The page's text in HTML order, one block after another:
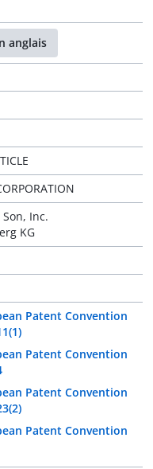
anglais
Son, Inc.
KG
Patent Convention
Patent Convention
Patent Convention
Patent Convention